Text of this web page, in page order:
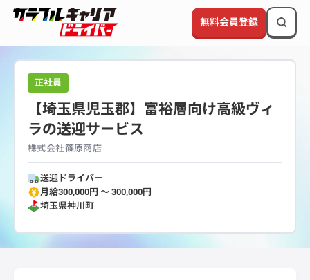
無料会員登録
正社員
【埼玉県児玉郡】富裕層向け高級ヴィ
ラの送迎サービス
株式会社篠原商店
送迎ドライバー
月給300,000円 〜 300,000円
埼玉県神川町